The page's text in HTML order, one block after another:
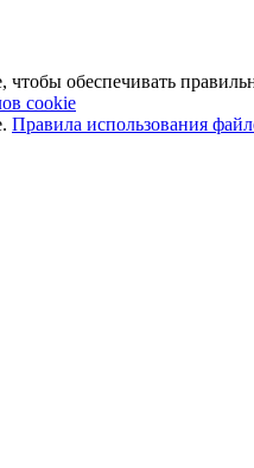
обеспечивать
cookie
Правила использования